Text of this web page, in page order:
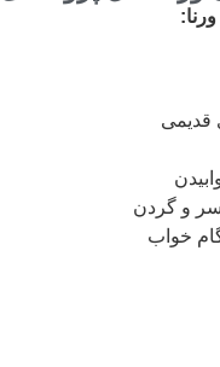
قدیمی
سر و گردن
خواب